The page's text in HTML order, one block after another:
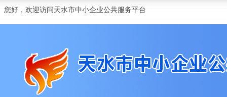
您好，欢迎访问天水市中小企业公共服务平台